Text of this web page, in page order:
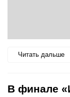
Читать дальше
В финале